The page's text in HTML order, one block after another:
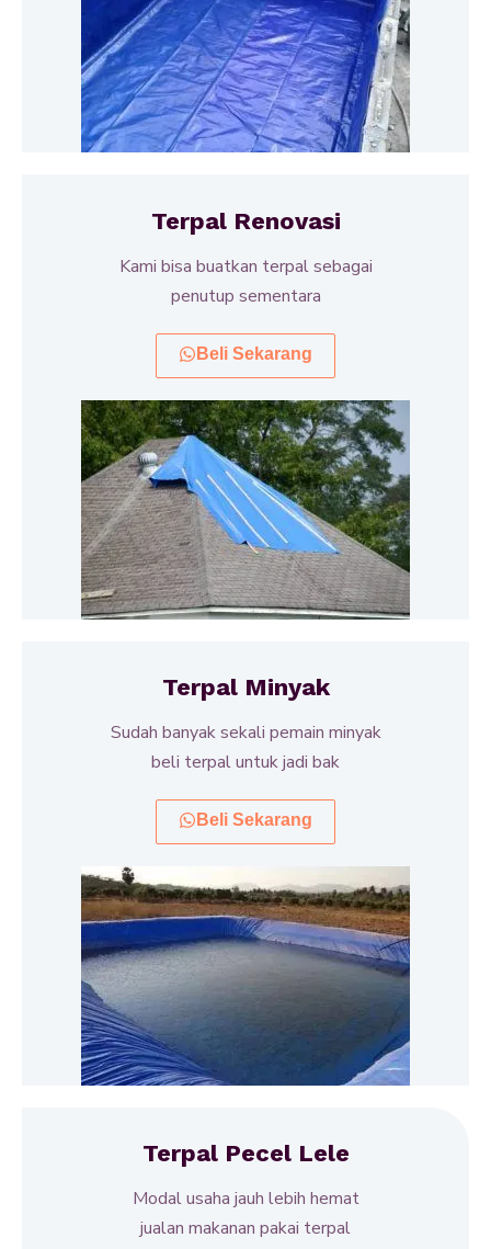
Terpal Renovasi
Kami bisa buatkan terpal sebagai
penutup sementara
Beli Sekarang
Terpal Minyak
Sudah banyak sekali pemain minyak
beli terpal untuk jadi bak
Beli Sekarang
Terpal Pecel Lele
Modal usaha jauh lebih hemat
jualan makanan pakai terpal